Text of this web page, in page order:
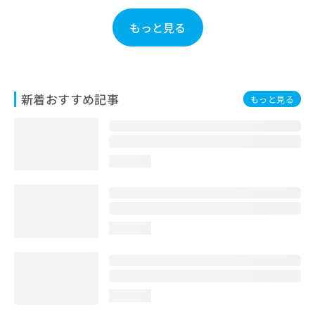
もっと見る
新着おすすめ記事 もっと見る
は
こ